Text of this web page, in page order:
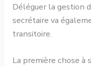
Déléguer la gestion
secrétaire va
transitoire.
La première chose à